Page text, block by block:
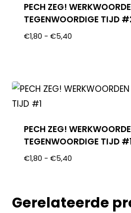
PECH ZEG!
TEGENWOORDIGE TIJD
€1,80 - €5,40
PECH ZEG!
TEGENWOORDIGE TIJD
€1,80 - €5,40
Gerelateerde